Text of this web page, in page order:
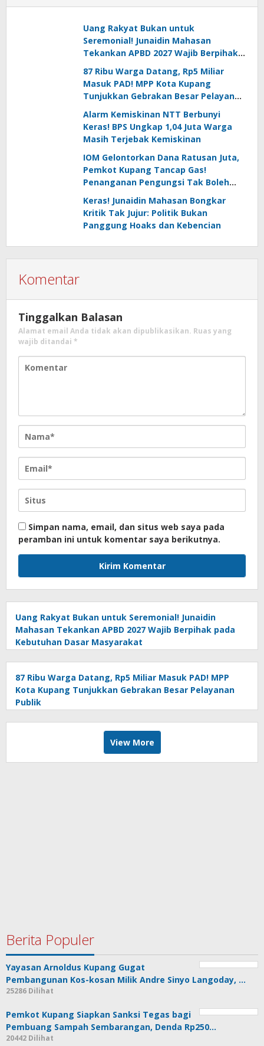
Uang Rakyat Bukan untuk
Seremonial! Junaidin Mahasan
Tekankan APBD 2027 Wajib Berpihak
pada Kebutuhan Dasar Masyarakat
87 Ribu Warga Datang, Rp5 Miliar
Masuk PAD! MPP Kota Kupang
Tunjukkan Gebrakan Besar Pelayanan
Publik
Alarm Kemiskinan NTT Berbunyi
Keras! BPS Ungkap 1,04 Juta Warga
Masih Terjebak Kemiskinan
IOM Gelontorkan Dana Ratusan Juta,
Pemkot Kupang Tancap Gas!
Penanganan Pengungsi Tak Boleh
Keras! Junaidin Mahasan Bongkar
Kritik Tak Jujur: Politik Bukan
Panggung Hoaks dan Kebencian
Komentar
Tinggalkan Balasan
Alamat email Anda tidak akan dipublikasikan. Ruas yang
wajib ditandai *
Simpan nama, email, dan situs web saya pada
peramban ini untuk komentar saya berikutnya.
Uang Rakyat Bukan untuk Seremonial! Junaidin
Mahasan Tekankan APBD 2027 Wajib Berpihak pada
Kebutuhan Dasar Masyarakat
87 Ribu Warga Datang, Rp5 Miliar Masuk PAD! MPP
Kota Kupang Tunjukkan Gebrakan Besar Pelayanan
Publik
View More
Berita Populer
Yayasan Arnoldus Kupang Gugat
Pembangunan Kos-kosan Milik Andre Sinyo Langoday, …
25286 Dilihat
Pemkot Kupang Siapkan Sanksi Tegas bagi
Pembuang Sampah Sembarangan, Denda Rp250…
20442 Dilihat